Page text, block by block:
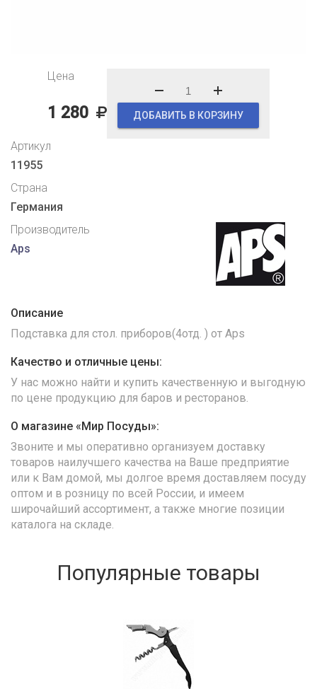
Цена
1 280 ДОБАВИТЬ В КОРЗИНУ
Артикул
11955
Страна
Германия
Производитель
Aps
Описание
Подставка для стол. приборов(4отд. ) от Aps
Качество и отличные цены:
У нас можно найти и купить качественную и выгодную
по цене продукцию для баров и ресторанов.
О магазине «Мир Посуды»:
Звоните и мы оперативно организуем доставку
товаров наилучшего качества на Ваше предприятие
или к Вам домой, мы долгое время доставляем посуду
оптом и в розницу по всей России, и имеем
широчайший ассортимент, а также многие позиции
каталога на складе.
Популярные товары